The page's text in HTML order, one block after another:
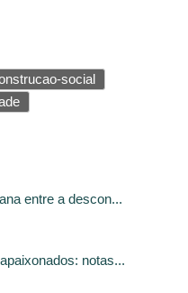
social
entre a descon...
notas...